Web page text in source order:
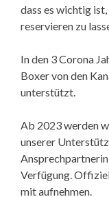
dass es wichtig
reservieren zu
In den 3 Corona
Boxer von den
unterstützt.
Ab 2023 werden
unserer
Verfügung.
mit aufnehmen.